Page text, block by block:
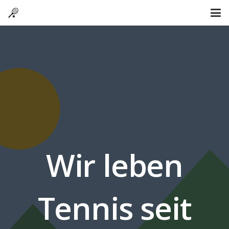
Wir leben
Tennis seit